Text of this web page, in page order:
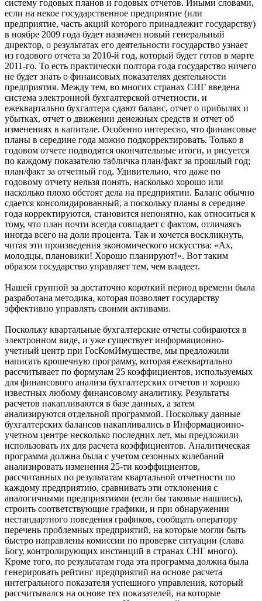
систему годовых планов и годовых отчетов. Иными словами,
если на некое государственное предприятие (или
предприятие, часть акций которого принадлежит государству)
в ноябре 2009 года будет назначен новый генеральный
директор, о результатах его деятельности государство узнает
из годового отчета за 2010-й год, который будет готов в марте
2011-го. То есть практически полтора года государство ничего
не будет знать о финансовых показателях деятельности
предприятия. Между тем, во многих странах СНГ введена
система электронной бухгалтерской отчетности, и
ежеквартально бухгалтера сдают баланс, отчет о прибылях и
убытках, отчет о движении денежных средств и отчет об
изменениях в капитале. Особенно интересно, что финансовые
планы в середине года можно подкорректировать. Только в
годовом отчете подводятся окончательные итоги, и рисуется
по каждому показателю табличка план/факт за прошлый год;
план/факт за отчетный год. Удивительно, что даже по
годовому отчету нельзя понять, насколько хорошо или
насколько плохо обстоят дела на предприятии. Баланс обычно
сдается консолидированный, а поскольку планы в середине
года корректируются, становится непонятно, как относиться к
тому, что план почти всегда совпадает с фактом, отличаясь
иногда всего на доли процента. Так и хочется воскликнуть,
читая эти произведения экономического искусства: «Ах,
молодцы, плановики! Хорошо планируют!». Вот таким
образом государство управляет тем, чем владеет.
Нашей группой за достаточно короткий период времени была
разработана методика, которая позволяет государству
эффективно управлять своими активами.
Поскольку квартальные бухгалтерские отчеты собираются в
электронном виде, и уже существует информационно-
учетный центр при ГосКомИмуществе, мы предложили
написать крошечную программу, которая ежеквартально
рассчитывает по формулам 25 коэффициентов, используемых
для финансового анализа бухгалтерских отчетов и хорошо
известных любому финансовому аналитику. Результаты
расчетов накапливаются в базе данных, а затем
анализируются отдельной программой. Поскольку данные
бухгалтерских балансов накапливались в Информационно-
учетном центре несколько последних лет, мы предложили
использовать их для расчета коэффициентов. Аналитическая
программа должна была с учетом сезонных колебаний
анализировать изменения 25-ти коэффициентов,
рассчитанных по результатам квартальной отчетности по
каждому предприятию, сравнивать эти отклонения с
аналогичными предприятиями (если бы таковые нашлись),
строить соответствующие графики, и при обнаружении
нестандартного поведения графиков, сообщать оператору
перечень проблемных предприятий, на которые могли быть
быстро направлены комиссии по проверке ситуации (слава
Богу, контролирующих инстанций в странах СНГ много).
Кроме того, по результатам года эта программа должна была
генерировать рейтинг предприятий на основе расчета
интегрального показателя успешного управления, который
рассчитывался на основе тех показателей, на которые